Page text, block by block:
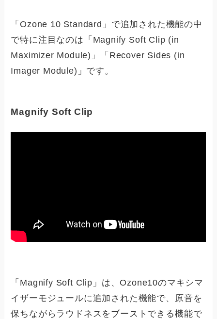
「Ozone 10 Standard」で追加された機能の中
で特に注目なのは「Magnify Soft Clip (in
Maximizer Module)」「Recover Sides (in
Imager Module)」です。
Magnify Soft Clip
「Magnify Soft Clip」は、Ozone10のマキシマ
イザーモジュールに追加された機能で、原音を
保ちながらラウドネスをブーストできる機能で